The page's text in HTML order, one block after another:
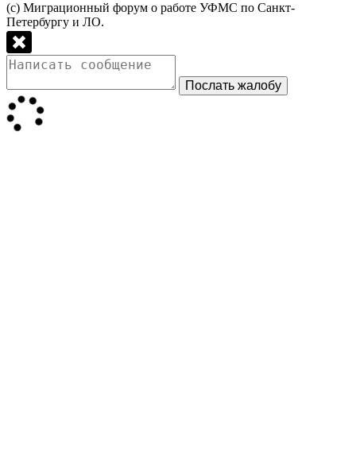
(с) Миграционный форум о работе УФМС по Санкт-
Петербургу и ЛО.